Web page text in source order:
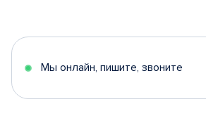
Мы онлайн, пишите, звоните